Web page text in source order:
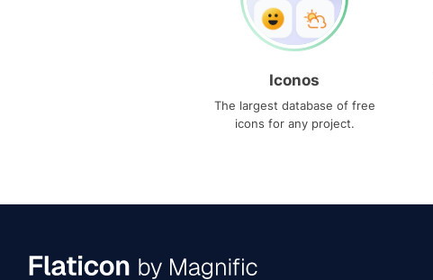
Iconos
The largest database of free
icons for any project.